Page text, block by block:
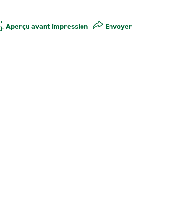
Aperçu avant impression Envoyer